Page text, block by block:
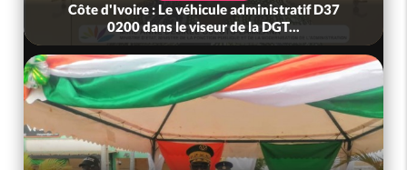
Côte d'Ivoire : Le véhicule administratif D37
0200 dans le viseur de la DGT...